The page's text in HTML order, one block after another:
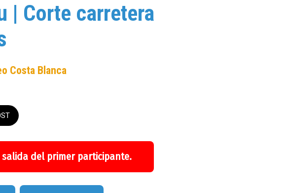
| Corte carretera
Costa Blanca
del primer participante.